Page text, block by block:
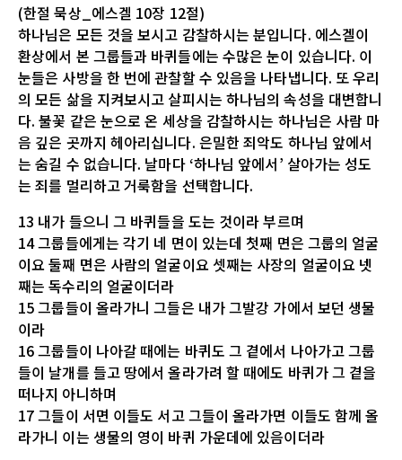
(한절 묵상_에스겔 10장 12절)
하나님은 모든 것을 보시고 감찰하시는 분입니다. 에스겔이
환상에서 본 그룹들과 바퀴들에는 수많은 눈이 있습니다. 이
눈들은 사방을 한 번에 관찰할 수 있음을 나타냅니다. 또 우리
의 모든 삶을 지켜보시고 살피시는 하나님의 속성을 대변합니
다. 불꽃 같은 눈으로 온 세상을 감찰하시는 하나님은 사람 마
음 깊은 곳까지 헤아리십니다. 은밀한 죄악도 하나님 앞에서
는 숨길 수 없습니다. 날마다 ‘하나님 앞에서’ 살아가는 성도
는 죄를 멀리하고 거룩함을 선택합니다.
13 내가 들으니 그 바퀴들을 도는 것이라 부르며
14 그룹들에게는 각기 네 면이 있는데 첫째 면은 그룹의 얼굴
이요 둘째 면은 사람의 얼굴이요 셋째는 사장의 얼굴이요 넷
째는 독수리의 얼굴이더라
15 그룹들이 올라가니 그들은 내가 그발강 가에서 보던 생물
이라
16 그룹들이 나아갈 때에는 바퀴도 그 곁에서 나아가고 그룹
들이 날개를 들고 땅에서 올라가려 할 때에도 바퀴가 그 곁을
떠나지 아니하며
17 그들이 서면 이들도 서고 그들이 올라가면 이들도 함께 올
라가니 이는 생물의 영이 바퀴 가운데에 있음이더라